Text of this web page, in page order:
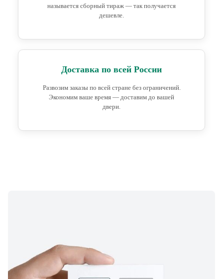
называется сборный тираж — так получается
дешевле.
Доставка по всей России
Развозим заказы по всей стране без ограничений.
Экономим ваше время — доставим до вашей
двери.